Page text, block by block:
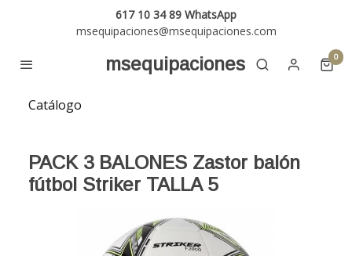
617 10 34 89 WhatsApp
msequipaciones@msequipaciones.com
msequipaciones 0
Catálogo
PACK 3 BALONES Zastor balón
fútbol Striker TALLA 5